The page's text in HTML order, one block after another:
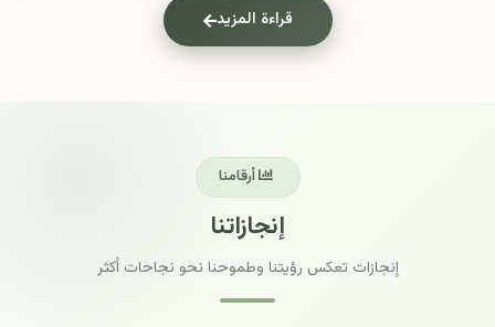
قراءة المزيد
أرقامنا
إنجازاتنا
إنجازات تعكس رؤيتنا وطموحنا نحو نجاحات أكثر